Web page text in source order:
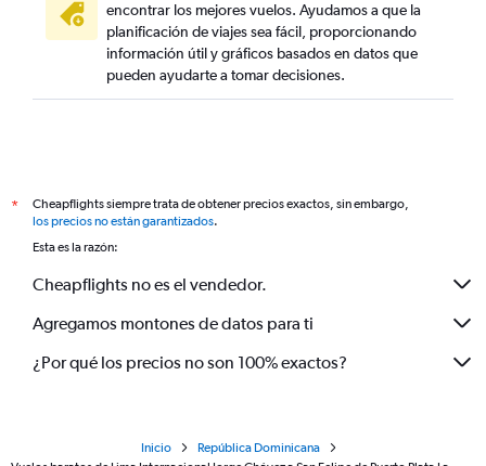
encontrar los mejores vuelos. Ayudamos a que la
planificación de viajes sea fácil, proporcionando
información útil y gráficos basados en datos que
pueden ayudarte a tomar decisiones.
*
Cheapflights siempre trata de obtener precios exactos, sin embargo,
los precios no están garantizados.
Esta es la razón:
Cheapflights no es el vendedor.
Agregamos montones de datos para ti
¿Por qué los precios no son 100% exactos?
Inicio
República Dominicana